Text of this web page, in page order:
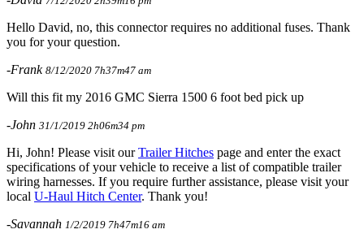
Hello David, no, this connector requires no additional fuses. Thank
you for your question.
-Frank 8/12/2020 7h37m47 am
Will this fit my 2016 GMC Sierra 1500 6 foot bed pick up
-John 31/1/2019 2h06m34 pm
Hi, John! Please visit ourTrailer Hitches page and enter the exact
specifications of your vehicle to receive a list of compatible trailer
wiring harnesses. If you require further assistance, please visit your
local U-Haul Hitch Center. Thank you!
-Savannah 1/2/2019 7h47m16 am